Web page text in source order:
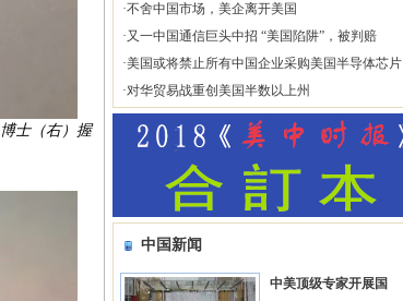
士（右）握
·不舍中国市场，美企离开美国
·又一中国通信巨头中招 “美国陷阱”，被判赔
·美国或将禁止所有中国企业采购美国半导体芯片
·对华贸易战重创美国半数以上州
中国新闻
中美顶级专家开展国